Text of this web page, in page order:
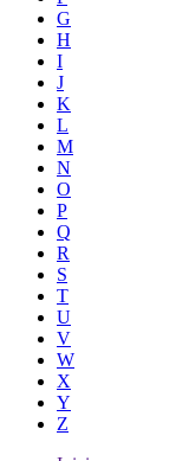
G
H
I
J
K
L
M
N
O
P
Q
R
S
T
U
V
W
X
Y
Z